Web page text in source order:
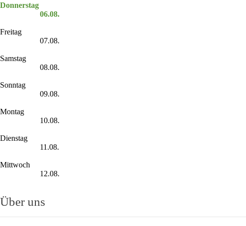
Donnerstag
06.08.
Freitag
07.08.
Samstag
08.08.
Sonntag
09.08.
Montag
10.08.
Dienstag
11.08.
Mittwoch
12.08.
Über uns